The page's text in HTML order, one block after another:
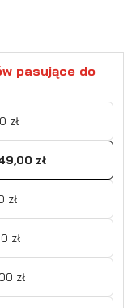
pasujące do
zł
zł
zł
zł
zł